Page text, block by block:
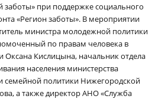
заботы» при поддержке социального
«Регион заботы». В мероприятии
министра молодежной политики
по правам человека в
Оксана Кислицына, начальник отдела
населения министерства
семейной политики Нижегородской
а также директор АНО «Служба